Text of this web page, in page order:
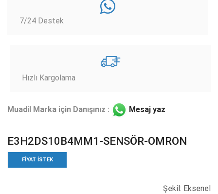
7/24 Destek
Hızlı Kargolama
Muadil Marka için Danışınız : Mesaj yaz
E3H2DS10B4MM1-SENSÖR-OMRON
FIYAT ISTEK
Şekil: Eksenel